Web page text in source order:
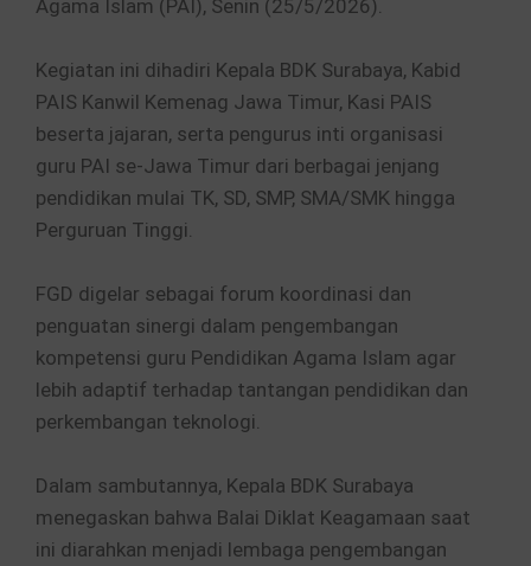
Agama Islam (PAI), Senin (25/5/2026).
Kegiatan ini dihadiri Kepala BDK Surabaya, Kabid
PAIS Kanwil Kemenag Jawa Timur, Kasi PAIS
beserta jajaran, serta pengurus inti organisasi
guru PAI se-Jawa Timur dari berbagai jenjang
pendidikan mulai TK, SD, SMP, SMA/SMK hingga
Perguruan Tinggi.
FGD digelar sebagai forum koordinasi dan
penguatan sinergi dalam pengembangan
kompetensi guru Pendidikan Agama Islam agar
lebih adaptif terhadap tantangan pendidikan dan
perkembangan teknologi.
Dalam sambutannya, Kepala BDK Surabaya
menegaskan bahwa Balai Diklat Keagamaan saat
ini diarahkan menjadi lembaga pengembangan